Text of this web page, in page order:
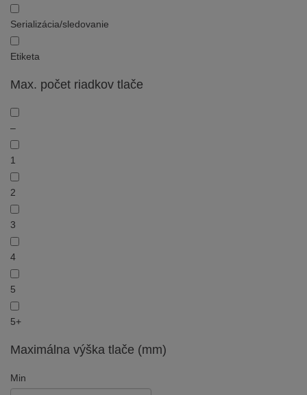
Serializácia/sledovanie
Etiketa
Max. počet riadkov tlače
–
1
2
3
4
5
5+
Maximálna výška tlače (mm)
Min